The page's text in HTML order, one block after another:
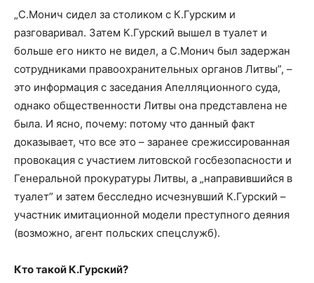
„С.Монич сидел за столиком с К.Гурским и
разговаривал. Затем К.Гурский вышел в туалет и
больше его никто не видел, а С.Монич был задержан
сотрудниками правоохранительных органов Литвы”, –
это информация с заседания Апелляционного суда,
однако общественности Литвы она представлена не
была. И ясно, почему: потому что данный факт
доказывает, что все это – заранее срежиссированная
провокация с участием литовской госбезопасности и
Генеральной прокуратуры Литвы, а „направившийся в
туалет” и затем бесследно исчезнувший К.Гурский –
участник имитационной модели преступного деяния
(возможно, агент польских спецслужб).
Кто такой К.Гурский?